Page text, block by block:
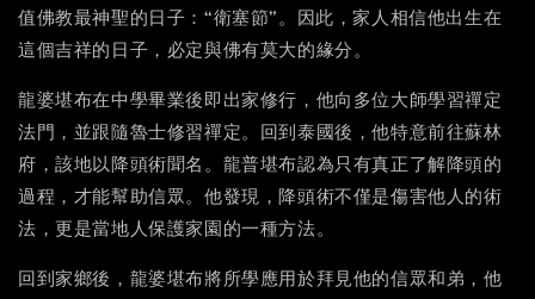
值佛教最神聖的日子：“衛塞節”。因此，家人相信他出生在
這個吉祥的日子，必定與佛有莫大的緣分。
龍婆堪布在中學畢業後即出家修行，他向多位大師學習禪定
法門，並跟隨魯士修習禪定。回到泰國後，他特意前往蘇林
府，該地以降頭術聞名。龍普堪布認為只有真正了解降頭的
過程，才能幫助信眾。他發現，降頭術不僅是傷害他人的術
法，更是當地人保護家園的一種方法。
回到家鄉後，龍婆堪布將所學應用於拜見他的信眾和弟，他